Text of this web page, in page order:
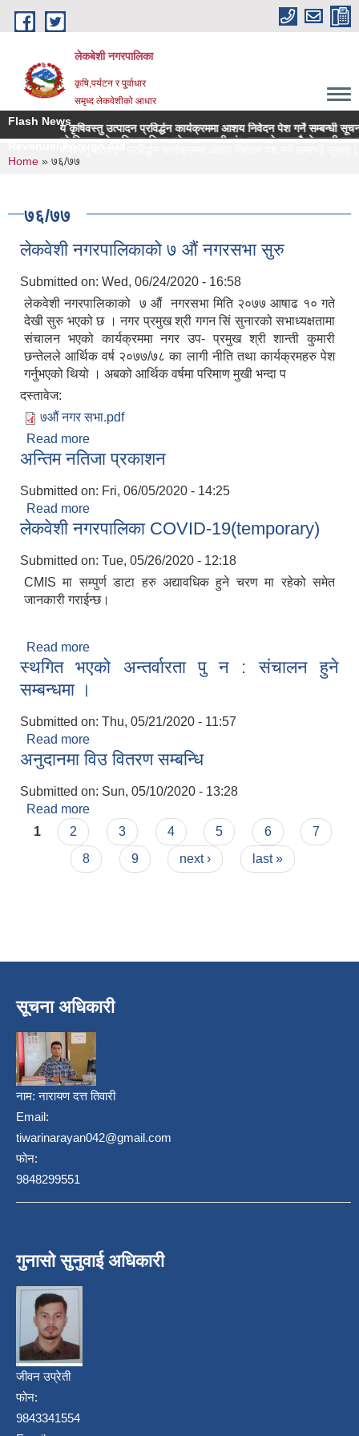
Skip to main content
लेकबेशी नगरपालिका
कृषि,पर्यटन र पू्र्वाधार
समृध्द लेकवेशीको आधार
Flash News
उच्च मूल्य कृषिवस्तु उत्पादन प्रविर्द्धन कार्यक्रममा आशय निवेदन पेश गर्ने सम्बन्धी सूचना |
नियमन क्षेत्रधिकार भित्र रहेका सहकारी संस्थाहरुको समयमै लेखापरीक्षण र
You are here
Home » ७६/७७
७६/७७
लेकवेशी नगरपालिकाको ७ औं नगरसभा सुरु
Submitted on: Wed, 06/24/2020 - 16:58
लेकवेशी नगरपालिकाको ७ औं नगरसभा मिति २०७७ आषाढ १० गते
देखी सुरु भएको छ । नगर प्रमुख श्री गगन सिं सुनारको सभाध्यक्षतामा
संचालन भएको कार्यक्रममा नगर उप- प्रमुख श्री शान्ती कुमारी
छन्तेलले आर्थिक वर्ष २०७७/७८ का लागी नीति तथा कार्यक्रमहरु पेश
गर्नुभएको थियो । अबको आर्थिक वर्षमा परिमाण मुखी भन्दा प
दस्तावेज:
७औं नगर सभा.pdf
Read more
अन्तिम नतिजा प्रकाशन
Submitted on: Fri, 06/05/2020 - 14:25
Read more
लेकवेशी नगरपालिका COVID-19(temporary)
Submitted on: Tue, 05/26/2020 - 12:18
CMIS मा सम्पुर्ण डाटा हरु अद्यावधिक हुने चरण मा रहेको समेत
जानकारी गराईन्छ।
Read more
स्थगित भएको अन्तर्वारता पु न : संचालन हुने
सम्बन्धमा ।
Submitted on: Thu, 05/21/2020 - 11:57
Read more
सम्बन्धमा ।
अनुदानमा विउ वितरण सम्बन्धि
Submitted on: Sun, 05/10/2020 - 13:28
Read more
Pages
1 2 3 4 5 6
7
8
9 next › last »
सूचना अधिकारी
नाम:नारायण दत्त तिवारी
Email:
tiwarinarayan042@gmail.com
फोन:
9848299551
गुनासो सुनुवाई अधिकारी
जीवन उप्रेती
फोन:
9843341554